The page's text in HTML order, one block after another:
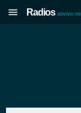
Radios